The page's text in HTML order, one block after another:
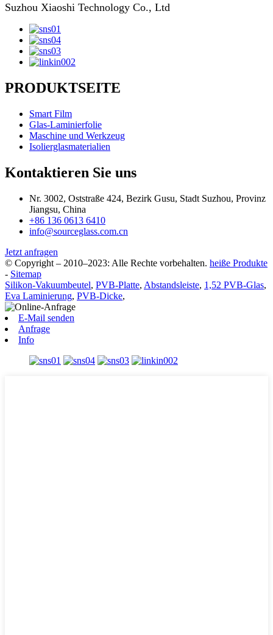
Suzhou Xiaoshi Technology Co., Ltd
PRODUKTSEITE
Smart Film
Glas-Laminierfolie
Maschine und Werkzeug
Isolierglasmaterialien
Kontaktieren Sie uns
Nr. 3002, Oststraße 424, Bezirk Gusu, Stadt Suzhou, Provinz
Jiangsu, China
+86 136 0613 6410
info@sourceglass.com.cn
Jetzt anfragen
© Copyright – 2010–2023: Alle Rechte vorbehalten. heiße Produkte
- Sitemap
Silikon-Vakuumbeutel, PVB-Platte, Abstandsleiste, 1,52 PVB-Glas,
Eva Laminierung, PVB-Dicke,
E-Mail senden
Anfrage
Info